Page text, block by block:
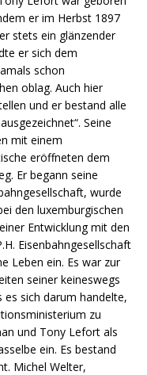
er im Herbst 1897
stets ein glänzender
er sich dem
schon
oblag. Auch hier
und er bestand alle
Seine
mit einem
eröffneten dem
Er begann seine
wurde
den luxemburgischen
Entwicklung mit den
Eisenbahngesellschaft
Leben ein. Es war zur
seiner keineswegs
es sich darum handelte,
zu
und Tony Lefort als
ein. Es bestand
Michel Welter,